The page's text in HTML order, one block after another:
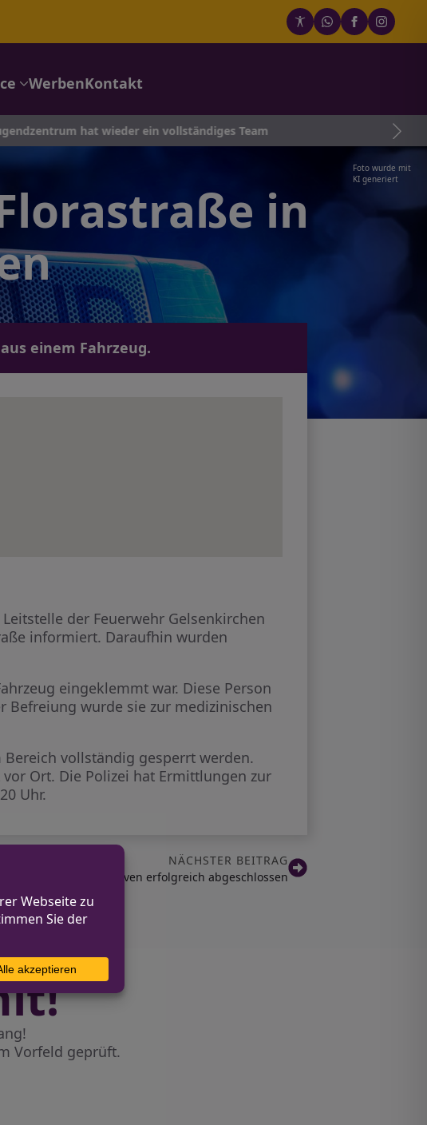
WerbenKontakt
hat wieder ein vollständiges Team
Foto wurde mit
KI generiert
in
einem Fahrzeug.
der Feuerwehr Gelsenkirchen
informiert. Daraufhin wurden
eingeklemmt war. Diese Person
wurde sie zur medizinischen
vollständig gesperrt werden.
Ort. Die Polizei hat Ermittlungen zur
Uhr.
NÄCHSTER BEITRAG
in Greven erfolgreich abgeschlossen
Vorfeld geprüft.